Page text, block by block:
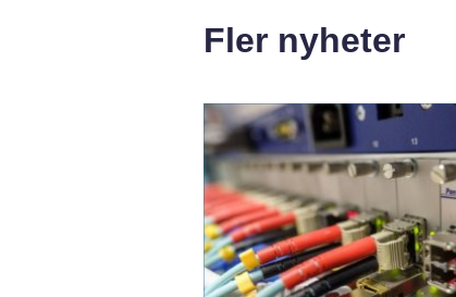
Fler nyheter